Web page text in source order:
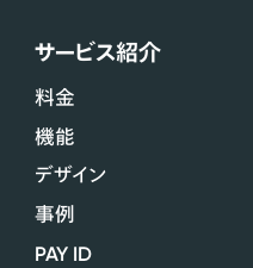
サービス紹介
料金
機能
デザイン
事例
PAY ID